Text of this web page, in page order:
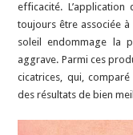
efficacité.
toujours être associée à
soleil endommage la
aggrave. Parmi ces
cicatrices, qui,
des résultats de bien